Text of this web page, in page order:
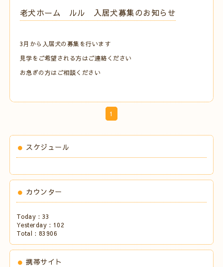
老犬ホーム ルル 入居犬募集のお知らせ
3月から入居犬の募集を行います
見学をご希望される方はご連絡ください
お急ぎの方はご相談ください
1
スケジュール
カウンター
Today : 33
Yesterday : 102
Total : 83906
携帯サイト